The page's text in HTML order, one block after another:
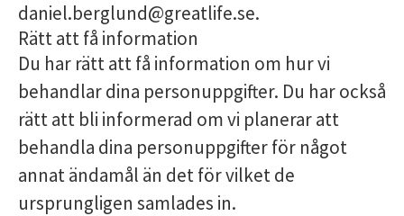
daniel.berglund@greatlife.se.
Rätt att få information
Du har rätt att få information om hur vi
behandlar dina personuppgifter. Du har också
rätt att bli informerad om vi planerar att
behandla dina personuppgifter för något
annat ändamål än det för vilket de
ursprungligen samlades in.